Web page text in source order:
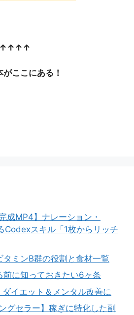
ここにある！
成MP4】ナレーション・
Codexスキル「1枚からリッチ
タミンB群の役割と食材一覧
前に知っておきたい6ヶ条
イエット＆メンタル改善に
グセラー】稼ぎに特化した副